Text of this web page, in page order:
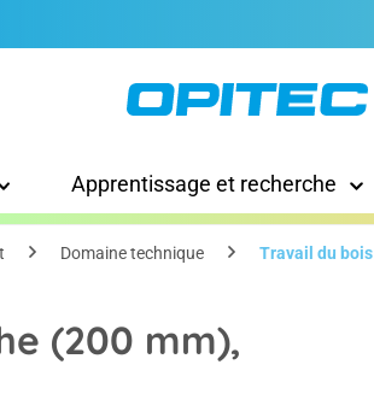
Apprentissage et recherche
Domaine technique Travail du bois
(200 mm),